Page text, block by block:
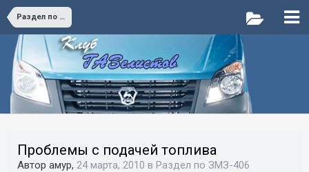
Раздел по ЗМЗ-406
Проблемы с подачей топлива
Автор амур, 24 марта, 2010 в Раздел по ЗМЗ-406